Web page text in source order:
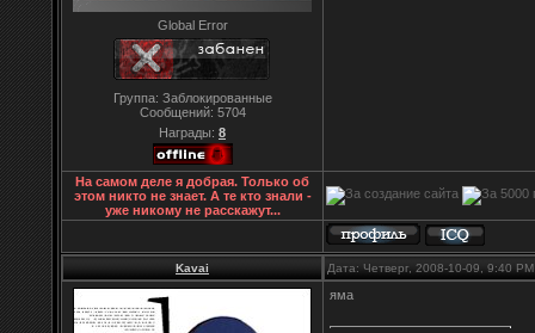
Global Error
Группа: Заблокированные
Сообщений: 5704
Награды: 8
На самом деле я добрая. Только об
этом никто не знает. А те кто знали -
уже никому не расскажут...
Kavai Дата: Четверг, 2008-10-09, 9:40
яма